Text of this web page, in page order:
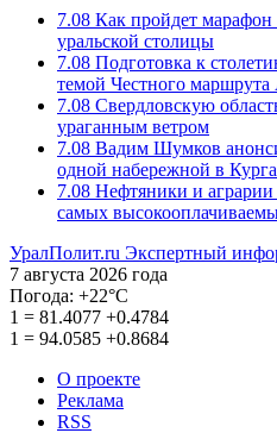
7.08 Как пройдет
уральской столицы
7.08 Подготовка к
темой Честного маршрута
7.08 Свердловскую
ураганным ветром
7.08 Вадим Шумков
одной набережной в
7.08 Нефтяники и
самых
УралПолит.ru Экспертный
7 августа 2026 года
Погода: +22°С
1 = 81.4077 +0.4784
1 = 94.0585 +0.8684
О проекте
Реклама
RSS